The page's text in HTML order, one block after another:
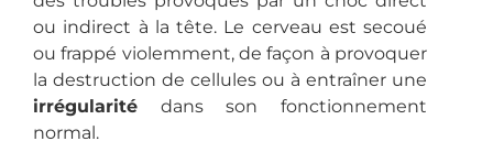
ou indirect à la tête. Le cerveau est secoué
ou frappé violemment, de façon à provoquer
la destruction de cellules ou à entraîner une
irrégularité dans son fonctionnement
normal.